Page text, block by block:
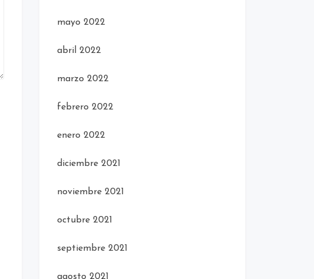
mayo 2022
abril 2022
marzo 2022
febrero 2022
enero 2022
diciembre 2021
noviembre 2021
octubre 2021
septiembre 2021
agosto 2021